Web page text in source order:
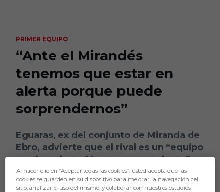
PRIMER EQUIPO
“Ante el Mirandés
tenemos que estar en
alerta porque puede
sorprendernos”
Eguaras, ex del conjunto de Miranda de
Ebro, advierte que el rival es un “equipo
con jugadores jóvenes y con talento”
Al hacer clic en “Aceptar todas las cookies”, usted acepta que las
cookies se guarden en su dispositivo para mejorar la navegación del
sitio, analizar el uso del mismo, y colaborar con nuestros estudios